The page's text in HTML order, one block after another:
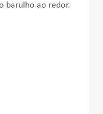
barulho ao redor.